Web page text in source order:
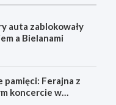
auta zablokowały
a Bielanami
pamięci: Ferajna z
koncercie w